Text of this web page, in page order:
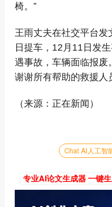
椅。”
王雨丈夫在社交平台
日提车，12月11日发
遇事故，车辆面临报废
谢谢所有帮助的救援人
（来源：正在新闻）
Chat AI人工智
专业AI论文生成器 一键